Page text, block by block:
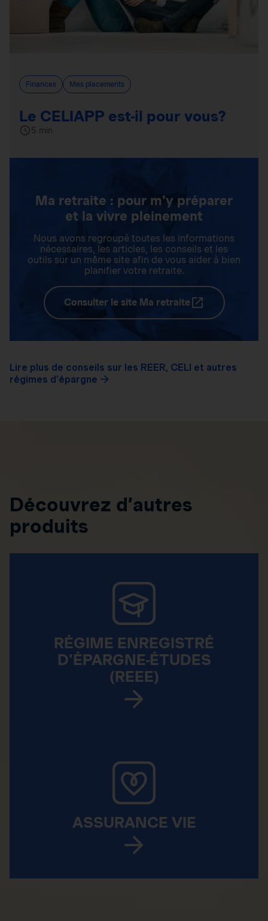
Finances Mes placements
Le CELIAPP est-il pour vous?
5 min
Ma retraite : pour m'y préparer
et la vivre pleinement
Nous avons regroupé toutes les informations
nécessaires, les articles, les conseils et les
outils sur un même site afin de vous aider à bien
planifier votre retraite.
Consulter le site Ma retraite
Lire plus de conseils sur les REER, CELI et autres
régimes d'épargne
Découvrez d’autres
produits
RÉGIME ENREGISTRÉ
D'ÉPARGNE-ÉTUDES
(REEE)
ASSURANCE VIE